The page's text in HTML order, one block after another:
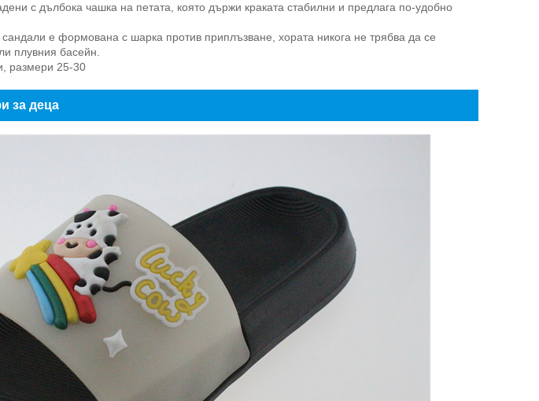
с дълбока чашка на петата, която държи краката стабилни и предлага по-удобно
е формована с шарка против приплъзване, хората никога не трябва да се
плувния басейн.
размери 25-30
за деца